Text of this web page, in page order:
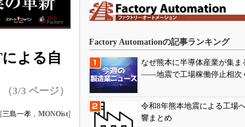
よる自
（3/3 ページ）
[三島一孝 ， MONOist]
Factory Automationの記事ランキング
なぜ熊本に半導体産業が集ま
――地震で工場稼働停止相次
令和8年熊本地震による工場
響まとめ